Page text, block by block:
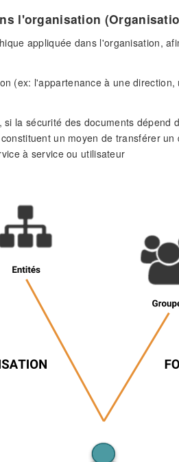
l'organisation
appliquée dans l'organisation,
(ex: l'appartenance à une
la sécurité des documents
un moyen de transférer
à service ou utilisateur